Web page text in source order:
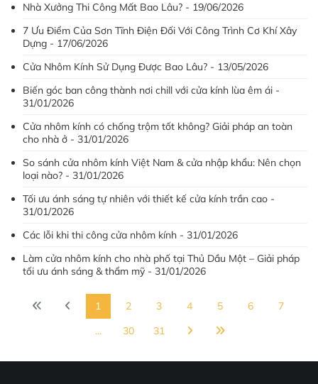
Nhà Xưởng Thi Công Mất Bao Lâu? - 19/06/2026
7 Ưu Điểm Của Sơn Tĩnh Điện Đối Với Công Trình Cơ Khí Xây
Dựng - 17/06/2026
Cửa Nhôm Kính Sử Dụng Được Bao Lâu? - 13/05/2026
Biến góc ban công thành nơi chill với cửa kính lùa êm ái -
31/01/2026
Cửa nhôm kính có chống trộm tốt không? Giải pháp an toàn
cho nhà ở - 31/01/2026
So sánh cửa nhôm kính Việt Nam & cửa nhập khẩu: Nên chọn
loại nào? - 31/01/2026
Tối ưu ánh sáng tự nhiên với thiết kế cửa kính trần cao -
31/01/2026
Các lỗi khi thi công cửa nhôm kính - 31/01/2026
Làm cửa nhôm kính cho nhà phố tại Thủ Dầu Một – Giải pháp
tối ưu ánh sáng & thẩm mỹ - 31/01/2026
1 2 3 4 5 6
7
...
30 31